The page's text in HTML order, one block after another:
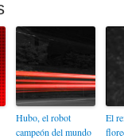
Hubo, el robot
campeón del mundo
El